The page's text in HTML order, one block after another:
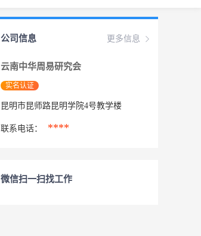
更多信息
公司信息
云南中华周易研究会
实名认证
昆明市昆师路昆明学院4号教学楼
联系电话： ****
微信扫一扫找工作